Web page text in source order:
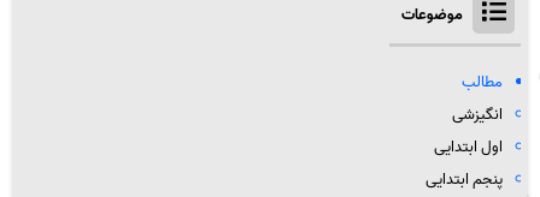
موضوعات
مطالب
انگیزشی
اول ابتدایی
پنجم ابتدایی